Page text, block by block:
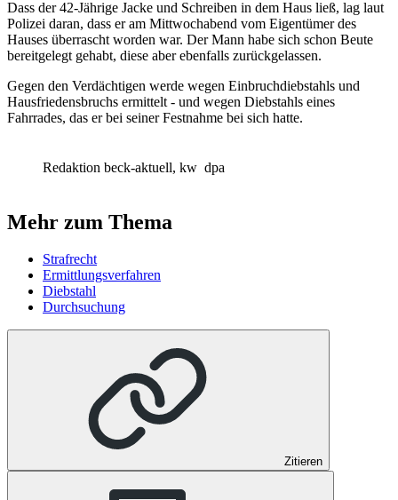
Dass der 42-Jährige Jacke und Schreiben in dem Haus ließ, lag laut
Polizei daran, dass er am Mittwochabend vom Eigentümer des
Hauses überrascht worden war. Der Mann habe sich schon Beute
bereitgelegt gehabt, diese aber ebenfalls zurückgelassen.
Gegen den Verdächtigen werde wegen Einbruchdiebstahls und
Hausfriedensbruchs ermittelt - und wegen Diebstahls eines
Fahrrades, das er bei seiner Festnahme bei sich hatte.
Redaktion beck-aktuell, kw dpa
Mehr zum Thema
Strafrecht
Ermittlungsverfahren
Diebstahl
Durchsuchung
Zitieren